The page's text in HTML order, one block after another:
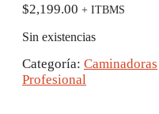
$2,199.00 + ITBMS
Sin existencias
Categoría: Caminadoras
Profesional